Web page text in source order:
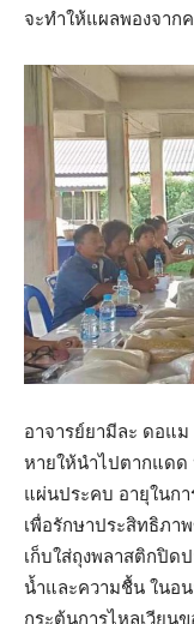
จะทำให้แผลพองจาก
อาจารย์ยามีละ ดอแ
หายให้นำไปตากแดด
แผ่นประคบ อายุในก
เพื่อรักษาประสิทธิภา
เก็บใส่ถุงพลาสติกปิด
น้ำและความชื้น ในอ
กระตุ้นการไหลเวียน